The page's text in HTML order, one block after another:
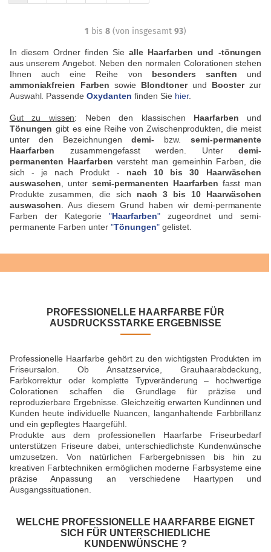
1 bis 8 (von insgesamt 93)
In diesem Ordner finden Siealle Haarfarben und -tönungen
aus unserem Angebot. Neben den normalen Colorationen stehen
Ihnen auch eine Reihe von besonders sanften und
ammoniakfreien Farben sowie Blondtonerund Boosterzur
Auswahl. PassendeOxydanten finden Sie hier.
Gut zu wissen: Neben den klassischen Haarfarben und
Tönungen gibt es eine Reihe von Zwischenprodukten, die meist
unter den Bezeichnungendemi- bzw. semi-permanente
Haarfarben zusammengefasst werden. Unterdemi-
permanenten Haarfarben versteht man gemeinhin Farben, die
sich - je nach Produkt - nach 10 bis 30 Haarwäschen
auswaschen , untersemi-permanenten Haarfarben fasst man
Produkte zusammen, die sich nach 3 bis 10 Haarwäschen
auswaschen . Aus diesem Grund haben wir demi-permanente
Farben der Kategorie"Haarfarben"zugeordnet und semi-
permanente Farben unter"Tönungen"gelistet.
PROFESSIONELLE HAARFARBE FÜR
AUSDRUCKSSTARKE ERGEBNISSE
Professionelle Haarfarbe gehört zu den wichtigsten Produkten im
Friseursalon. Ob Ansatzservice, Grauhaarabdeckung,
Farbkorrektur oder komplette Typveränderung – hochwertige
Colorationen schaffen die Grundlage für präzise und
reproduzierbare Ergebnisse. Gleichzeitig erwarten Kundinnen und
Kunden heute individuelle Nuancen, langanhaltende Farbbrillanz
und ein gepflegtes Haargefühl.
Produkte aus dem professionellen Haarfarbe Friseurbedarf
unterstützen Friseure dabei, unterschiedlichste Kundenwünsche
umzusetzen. Von natürlichen Farbergebnissen bis hin zu
kreativen Farbtechniken ermöglichen moderne Farbsysteme eine
präzise Anpassung an verschiedene Haartypen und
Ausgangssituationen.
WELCHE PROFESSIONELLE HAARFARBE EIGNET
SICH FÜR UNTERSCHIEDLICHE
KUNDENWÜNSCHE ?